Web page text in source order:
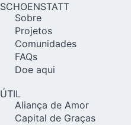
SCHOENSTATT
Sobre
Projetos
Comunidades
FAQs
Doe aqui
ÚTIL
Aliança de Amor
Capital de Graças